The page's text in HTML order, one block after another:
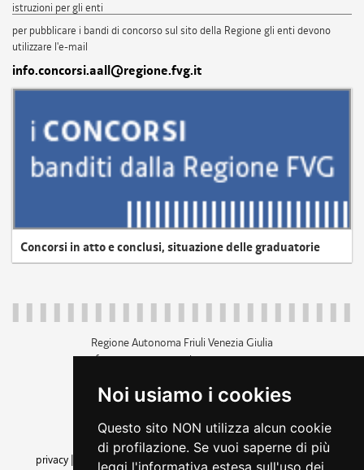
Noi usiamo i cookies
Questo sito NON utilizza alcun cookie
di profilazione. Se vuoi saperne di più
leggi l'informativa estesa sull'uso dei
istruzioni per gli enti
per pubblicare i bandi di concorso sul sito della Regione gli enti devono
utilizzare l'e-mail
info.concorsi.aall@regione.fvg.it
Concorsi in atto e conclusi, situazione delle graduatorie
Regione Autonoma Friuli Venezia Giulia
c.f. 80014930327; p.iva 00526040324
+39 040 3771111
amministrazione trasparente
privacy
cookie |note legali accessibilità
dichiarazione di